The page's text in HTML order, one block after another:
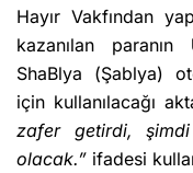
Hayır Vakfından
kazanılan paranın
ShaBlya (Şablya)
için kullanılacağı
zafer getirdi,
olacak.” ifadesi